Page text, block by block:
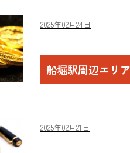
2025年02月24日
船堀駅周辺エリ
2025年02月21日